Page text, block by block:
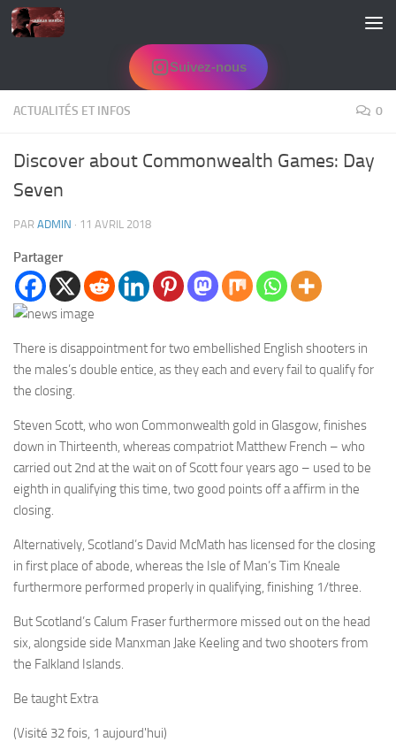
Skip to content
Suivez-nous
ACTUALITÉS ET INFOS 0
Discover about Commonwealth Games: Day
Seven
PAR ADMIN · 11 AVRIL 2018
Partager
There is disappointment for two embellished English shooters in
the males’s double entice, as they each and every fail to qualify for
the closing.
Steven Scott, who won Commonwealth gold in Glasgow, finishes
down in Thirteenth, whereas compatriot Matthew French – who
carried out 2nd at the wait on of Scott four years ago – used to be
eighth in qualifying this time, two good points off a affirm in the
closing.
Alternatively, Scotland’s David McMath has licensed for the closing
in first place of abode, whereas the Isle of Man’s Tim Kneale
furthermore performed properly in qualifying, finishing 1/three.
But Scotland’s Calum Fraser furthermore missed out on the head
six, alongside side Manxman Jake Keeling and two shooters from
the Falkland Islands.
Be taught Extra
(Visité 32 fois, 1 aujourd'hui)